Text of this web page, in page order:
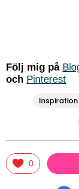
Följ mig på
och Pinterest
Inspiration
0